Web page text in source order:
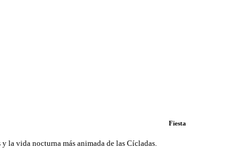
Fiesta
la vida nocturna más animada de las Cícladas.